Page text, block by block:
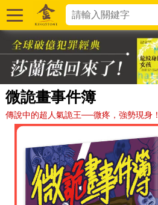
微詭畫事件簿
傳說中的超人氣詭王──微疼，強勢現身！